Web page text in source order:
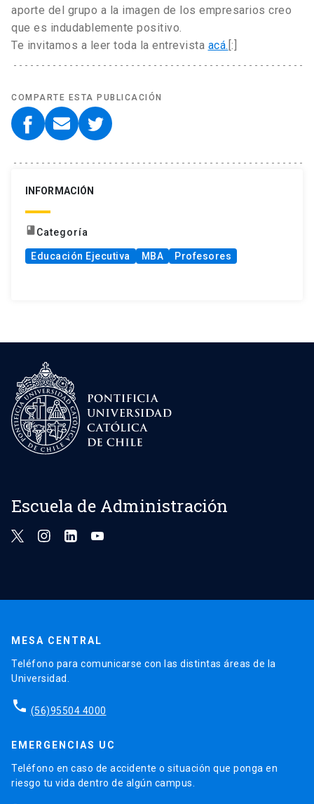
aporte del grupo a la imagen de los empresarios creo
que es indudablemente positivo.
Te invitamos a leer toda la entrevista acá. [:]
COMPARTE ESTA PUBLICACIÓN
INFORMACIÓN
book Categoría
Educación Ejecutiva MBA Profesores
Escuela de Administración
MESA CENTRAL
Teléfono para comunicarse con las distintas áreas de la
Universidad.
phone (56)95504 4000
EMERGENCIAS UC
Teléfono en caso de accidente o situación que ponga en
riesgo tu vida dentro de algún campus.